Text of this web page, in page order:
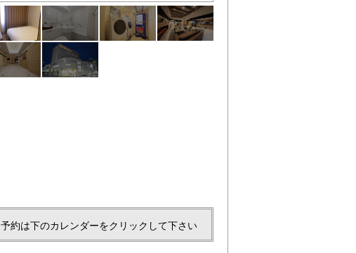
予約は下のカレンダーをクリックして下さい